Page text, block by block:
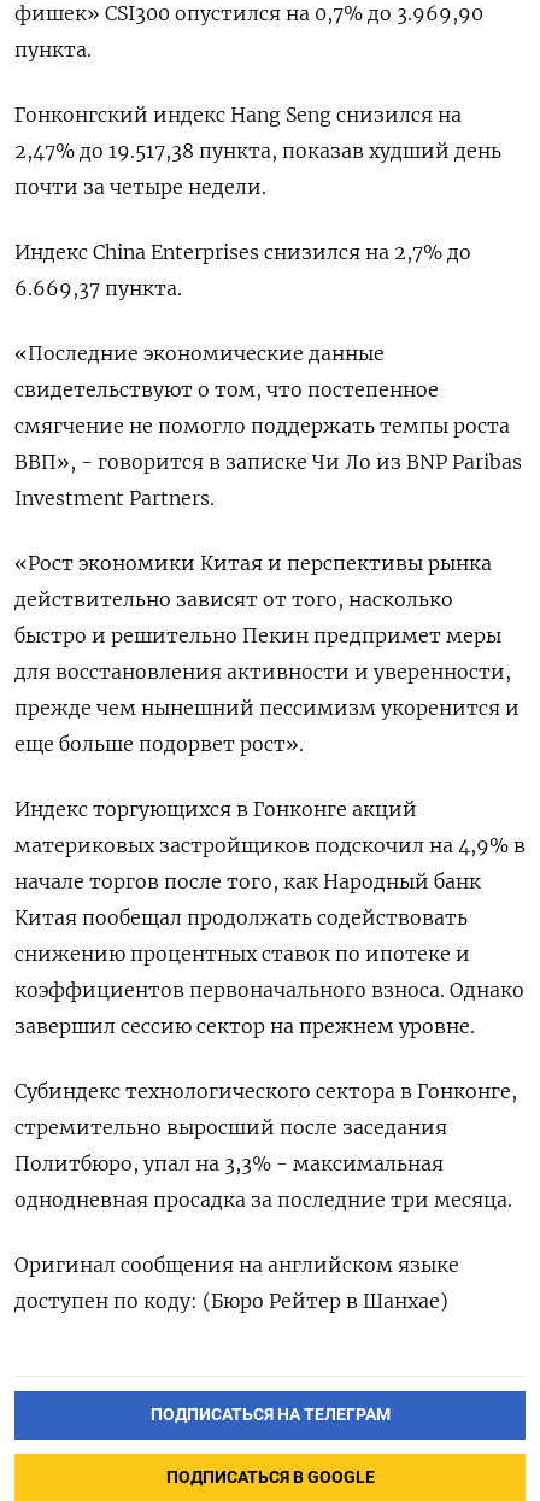
фишек» CSI300 опустился на 0,7% до 3.969,90
пункта.
Гонконгский индекс Hang Seng снизился на
2,47% до 19.517,38​ пункта, показав худший день
почти за четыре недели.
Индекс China Enterprises снизился на 2,7% до
6.669,37 пункта.
«Последние экономические данные
свидетельствуют о том, что постепенное
смягчение не помогло поддержать темпы роста
ВВП», - говорится в записке Чи Ло из BNP Paribas
Investment Partners.
«Рост экономики Китая и перспективы рынка
действительно зависят от того, насколько
быстро и решительно Пекин предпримет меры
для восстановления активности и уверенности,
прежде чем нынешний пессимизм укоренится и
еще больше подорвет рост».
Индекс торгующихся в Гонконге акций
материковых застройщиков подскочил на 4,9% в
начале торгов после того, как Народный банк
Китая пообещал продолжать содействовать
снижению процентных ставок по ипотеке и
коэффициентов первоначального взноса. Однако
завершил сессию сектор на прежнем уровне.
Субиндекс технологического сектора в Гонконге,
стремительно выросший после заседания
Политбюро, упал на 3,3% - максимальная
однодневная просадка за последние три месяца.
Оригинал сообщения на английском языке
доступен по коду: (Бюро Рейтер в Шанхае)
ПОДПИСАТЬСЯ НА ТЕЛЕГРАМ
ПОДПИСАТЬСЯ В GOOGLE